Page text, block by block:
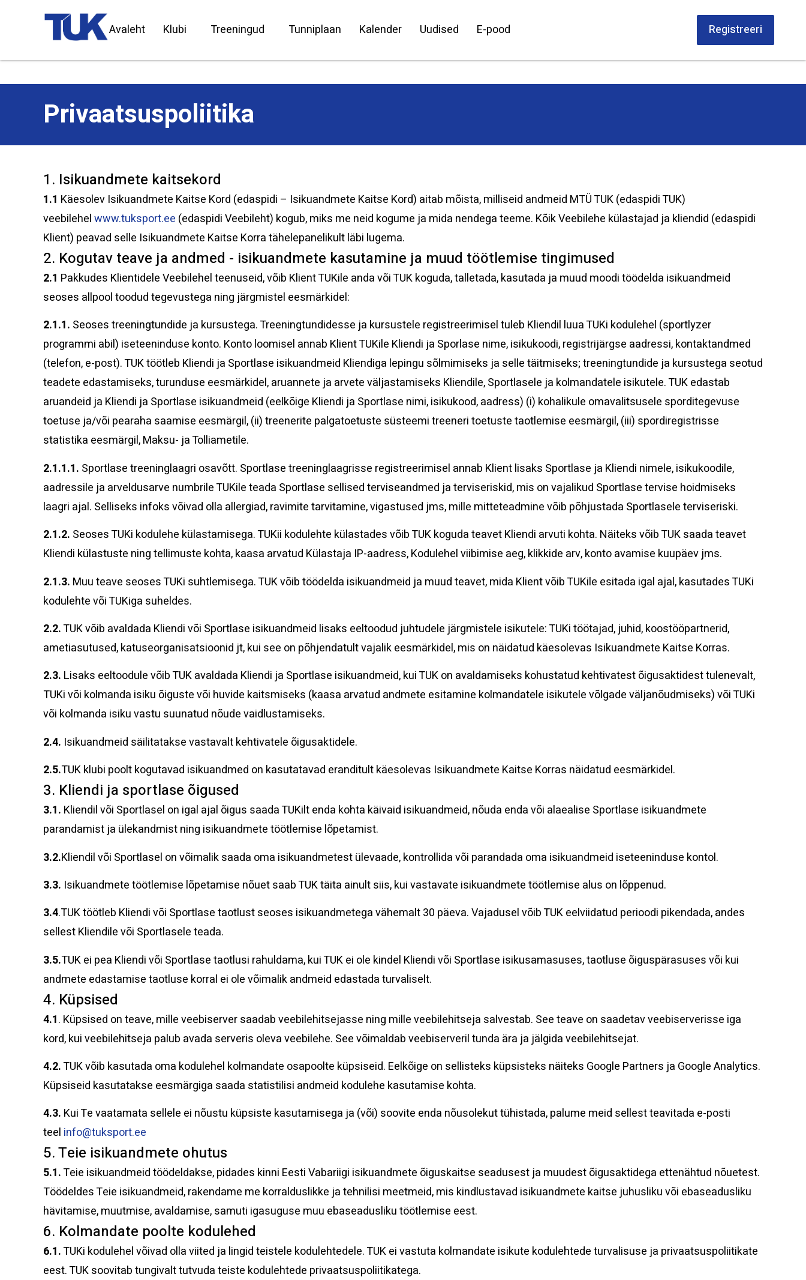
Avaleht Klubi Treeningud Tunniplaan Kalender Uudised E-pood Registreeri
Privaatsuspoliitika
1. Isikuandmete kaitsekord
1.1 Käesolev Isikuandmete Kaitse Kord (edaspidi – Isikuandmete Kaitse Kord) aitab mõista, milliseid andmeid MTÜ TUK (edaspidi TUK)
veebilehelwww.tuksport.ee (edaspidi Veebileht) kogub, miks me neid kogume ja mida nendega teeme. Kõik Veebilehe külastajad ja kliendid (edaspidi
Klient) peavad selle Isikuandmete Kaitse Korra tähelepanelikult läbi lugema.
2. Kogutav teave ja andmed - isikuandmete kasutamine ja muud töötlemise tingimused
2.1 Pakkudes Klientidele Veebilehel teenuseid, võib Klient TUKile anda või TUK koguda, talletada, kasutada ja muud moodi töödelda isikuandmeid
seoses allpool toodud tegevustega ning järgmistel eesmärkidel:
2.1.1. Seoses treeningtundide ja kursustega. Treeningtundidesse ja kursustele registreerimisel tuleb Kliendil luua TUKi kodulehel (sportlyzer
programmi abil) iseteeninduse konto. Konto loomisel annab Klient TUKile Kliendi ja Sporlase nime, isikukoodi, registrijärgse aadressi, kontaktandmed
(telefon, e-post). TUK töötleb Kliendi ja Sportlase isikuandmeid Kliendiga lepingu sõlmimiseks ja selle täitmiseks; treeningtundide ja kursustega seotud
teadete edastamiseks, turunduse eesmärkidel, aruannete ja arvete väljastamiseks Kliendile, Sportlasele ja kolmandatele isikutele. TUK edastab
aruandeid ja Kliendi ja Sportlase isikuandmeid (eelkõige Kliendi ja Sportlase nimi, isikukood, aadress) (i) kohalikule omavalitsusele sporditegevuse
toetuse ja/või pearaha saamise eesmärgil, (ii) treenerite palgatoetuste süsteemi treeneri toetuste taotlemise eesmärgil, (iii) spordiregistrisse
statistika eesmärgil, Maksu- ja Tolliametile.
2.1.1.1. Sportlase treeninglaagri osavõtt. Sportlase treeninglaagrisse registreerimisel annab Klient lisaks Sportlase ja Kliendi nimele, isikukoodile,
aadressile ja arveldusarve numbrile TUKile teada Sportlase sellised terviseandmed ja terviseriskid, mis on vajalikud Sportlase tervise hoidmiseks
laagri ajal. Selliseks infoks võivad olla allergiad, ravimite tarvitamine, vigastused jms, mille mitteteadmine võib põhjustada Sportlasele terviseriski.
2.1.2. Seoses TUKi kodulehe külastamisega. TUKii kodulehte külastades võib TUK koguda teavet Kliendi arvuti kohta. Näiteks võib TUK saada teavet
Kliendi külastuste ning tellimuste kohta, kaasa arvatud Külastaja IP-aadress, Kodulehel viibimise aeg, klikkide arv, konto avamise kuupäev jms.
2.1.3. Muu teave seoses TUKi suhtlemisega. TUK võib töödelda isikuandmeid ja muud teavet, mida Klient võib TUKile esitada igal ajal, kasutades TUKi
kodulehte või TUKiga suheldes.
2.2.TUK võib avaldada Kliendi või Sportlase isikuandmeid lisaks eeltoodud juhtudele järgmistele isikutele: TUKi töötajad, juhid, koostööpartnerid,
ametiasutused, katuseorganisatsioonid jt, kui see on põhjendatult vajalik eesmärkidel, mis on näidatud käesolevas Isikuandmete Kaitse Korras.
2.3. Lisaks eeltoodule võib TUK avaldada Kliendi ja Sportlase isikuandmeid, kui TUK on avaldamiseks kohustatud kehtivatest õigusaktidest tulenevalt,
TUKi või kolmanda isiku õiguste või huvide kaitsmiseks (kaasa arvatud andmete esitamine kolmandatele isikutele võlgade väljanõudmiseks) või TUKi
või kolmanda isiku vastu suunatud nõude vaidlustamiseks.
2.4. Isikuandmeid säilitatakse vastavalt kehtivatele õigusaktidele.
2.5.TUK klubi poolt kogutavad isikuandmed on kasutatavad eranditult käesolevas Isikuandmete Kaitse Korras näidatud eesmärkidel.
3. Kliendi ja sportlase õigused
3.1. Kliendil või Sportlasel on igal ajal õigus saada TUKilt enda kohta käivaid isikuandmeid, nõuda enda või alaealise Sportlase isikuandmete
parandamist ja ülekandmist ning isikuandmete töötlemise lõpetamist.
3.2.Kliendil või Sportlasel on võimalik saada oma isikuandmetest ülevaade, kontrollida või parandada oma isikuandmeid iseteeninduse kontol.
3.3. Isikuandmete töötlemise lõpetamise nõuet saab TUK täita ainult siis, kui vastavate isikuandmete töötlemise alus on lõppenud.
3.4.TUK töötleb Kliendi või Sportlase taotlust seoses isikuandmetega vähemalt 30 päeva. Vajadusel võib TUK eelviidatud perioodi pikendada, andes
sellest Kliendile või Sportlasele teada.
3.5.TUK ei pea Kliendi või Sportlase taotlusi rahuldama, kui TUK ei ole kindel Kliendi või Sportlase isikusamasuses, taotluse õiguspärasuses või kui
andmete edastamise taotluse korral ei ole võimalik andmeid edastada turvaliselt.
4. Küpsised
4.1. Küpsised on teave, mille veebiserver saadab veebilehitsejasse ning mille veebilehitseja salvestab. See teave on saadetav veebiserverisse iga
kord, kui veebilehitseja palub avada serveris oleva veebilehe. See võimaldab veebiserveril tunda ära ja jälgida veebilehitsejat.
4.2.TUK võib kasutada oma kodulehel kolmandate osapoolte küpsiseid. Eelkõige on sellisteks küpsisteks näiteks Google Partners ja Google Analytics.
Küpsiseid kasutatakse eesmärgiga saada statistilisi andmeid kodulehe kasutamise kohta.
4.3. Kui Te vaatamata sellele ei nõustu küpsiste kasutamisega ja (või) soovite enda nõusolekut tühistada, palume meid sellest teavitada e-posti
teel info@tuksport.ee
5. Teie isikuandmete ohutus
5.1.Teie isikuandmeid töödeldakse, pidades kinni Eesti Vabariigi isikuandmete õiguskaitse seadusest ja muudest õigusaktidega ettenähtud nõuetest.
Töödeldes Teie isikuandmeid, rakendame me korralduslikke ja tehnilisi meetmeid, mis kindlustavad isikuandmete kaitse juhusliku või ebaseadusliku
hävitamise, muutmise, avaldamise, samuti igasuguse muu ebaseadusliku töötlemise eest.
6. Kolmandate poolte kodulehed
6.1.TUKi kodulehel võivad olla viited ja lingid teistele kodulehtedele. TUK ei vastuta kolmandate isikute kodulehtede turvalisuse ja privaatsuspoliitikate
eest. TUK soovitab tungivalt tutvuda teiste kodulehtede privaatsuspoliitikatega.